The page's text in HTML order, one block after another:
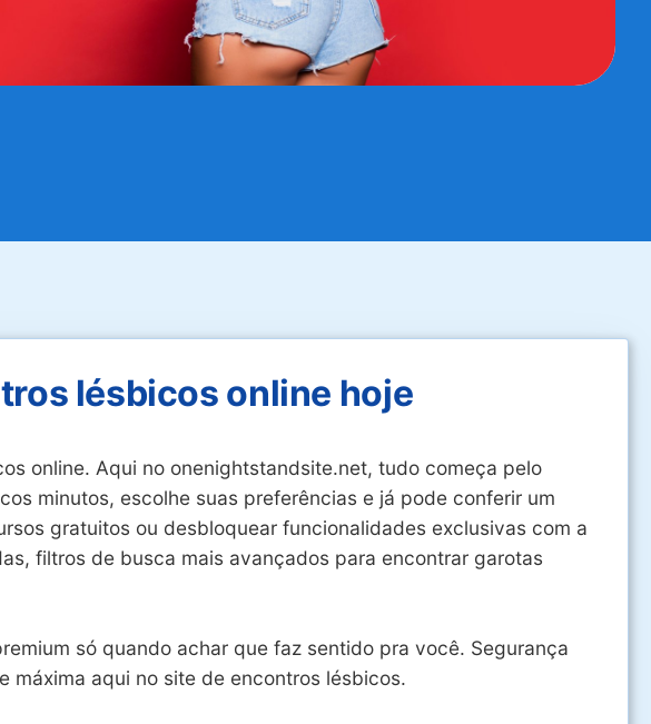
lésbicos online hoje
online. Aqui no onenightstandsite.net, tudo começa pelo
minutos, escolhe suas preferências e já pode conferir um
gratuitos ou desbloquear funcionalidades exclusivas com a
filtros de busca mais avançados para encontrar garotas
só quando achar que faz sentido pra você. Segurança
aqui no site de encontros lésbicos.